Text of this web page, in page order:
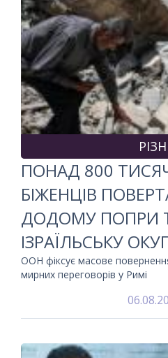
ПОНАД 800
БІЖЕНЦІВ
ДОДОМУ ПОПРИ
ІЗРАЇЛЬСЬКУ
ООН фіксує масове
мирних переговорів у Римі